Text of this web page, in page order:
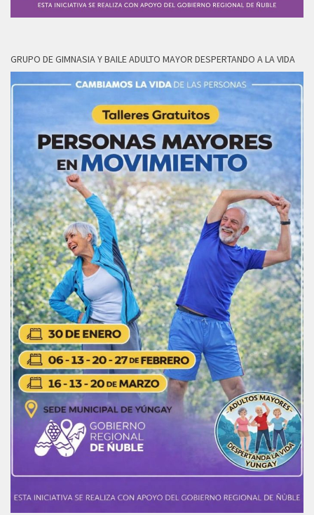
GRUPO DE GIMNASIA Y BAILE ADULTO MAYOR DESPERTANDO A LA VIDA